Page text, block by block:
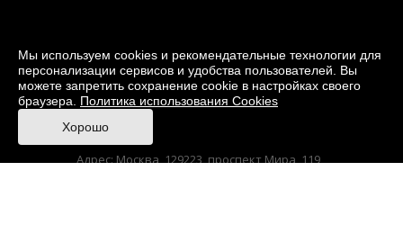
© 2026 Музей кино
При поддержке Министерства культуры РФ
Адрес: Москва, 129223, проспект Мира, 119,
Мы используем cookies и рекомендательные технологии для
персонализации сервисов и удобства пользователей. Вы
можете запретить сохранение cookie в настройках своего
браузера. Политика использования Cookies
Хорошо